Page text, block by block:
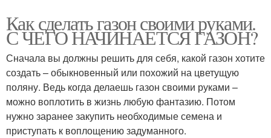
Как сделать газон своими руками.
С ЧЕГО НАЧИНАЕТСЯ ГАЗОН?
Сначала вы должны решить для себя, какой газон хотите
создать – обыкновенный или похожий на цветущую
поляну. Ведь когда делаешь газон своими руками –
можно воплотить в жизнь любую фантазию. Потом
нужно заранее закупить необходимые семена и
приступать к воплощению задуманного.